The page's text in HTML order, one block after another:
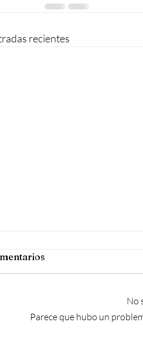
recientes
¿¿TE COMUNICAS DE
avaluar si aconsegueixes
No
Parece que hubo un